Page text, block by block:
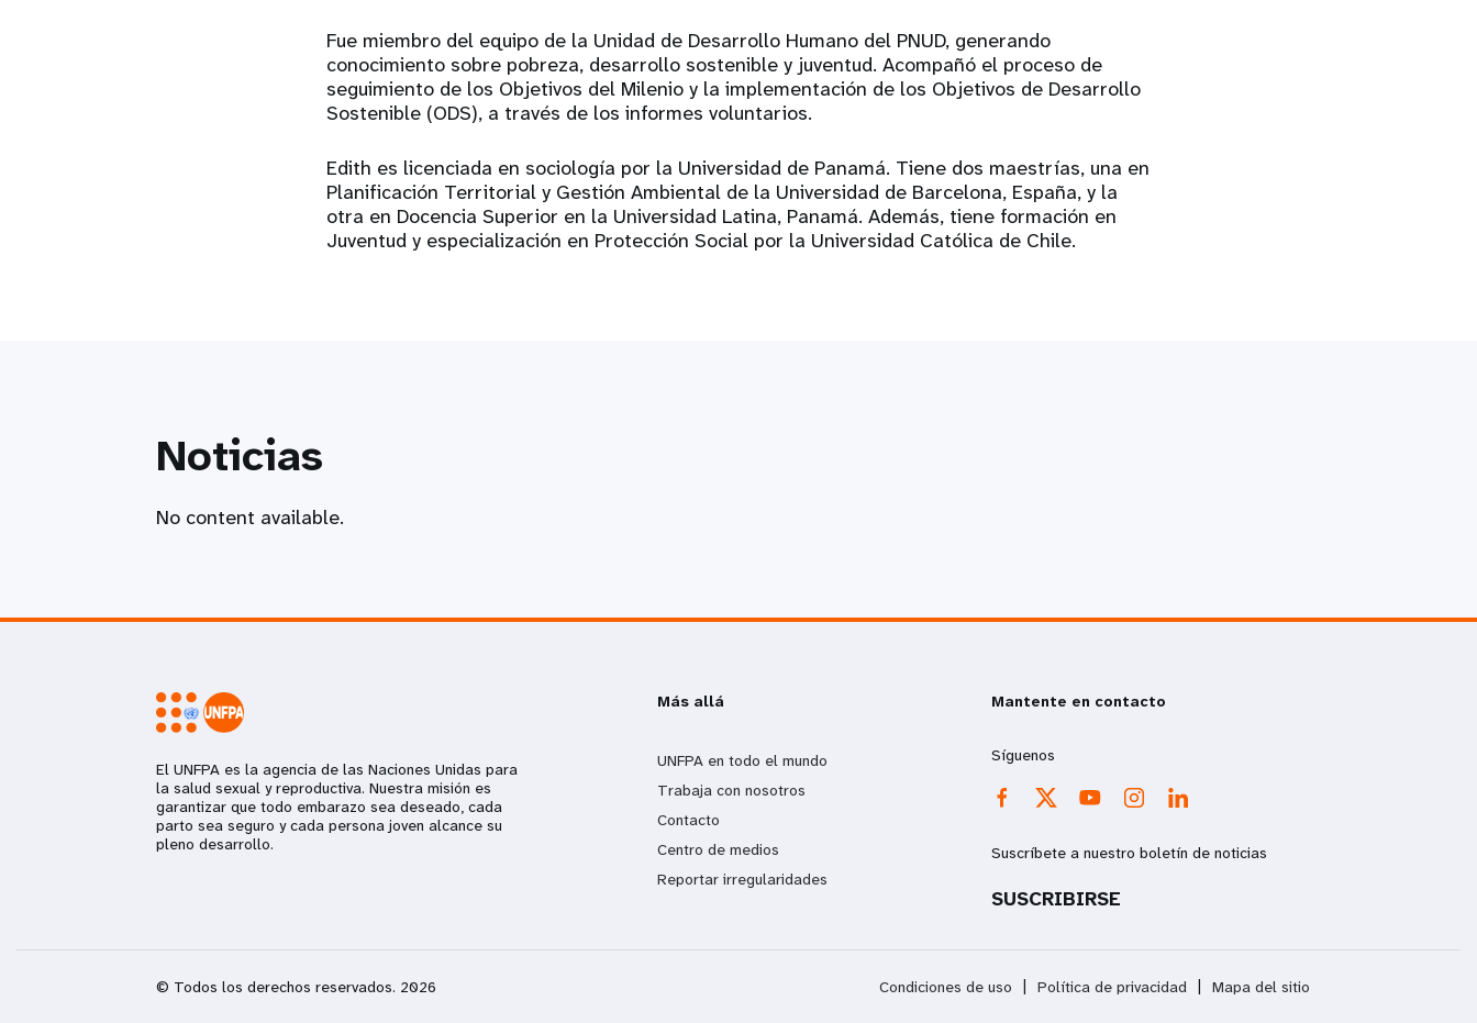
Fue miembro del equipo de la Unidad de Desarrollo Humano del PNUD, generando
conocimiento sobre pobreza, desarrollo sostenible y juventud. Acompañó el proceso de
seguimiento de los Objetivos del Milenio y la implementación de los Objetivos de Desarrollo
Sostenible (ODS), a través de los informes voluntarios.
Edith es licenciada en sociología por la Universidad de Panamá. Tiene dos maestrías, una en
Planificación Territorial y Gestión Ambiental de la Universidad de Barcelona, España, y la
otra en Docencia Superior en la Universidad Latina, Panamá. Además, tiene formación en
Juventud y especialización en Protección Social por la Universidad Católica de Chile.
Noticias
No content available.
El UNFPA es la agencia de las Naciones Unidas para
la salud sexual y reproductiva. Nuestra misión es
garantizar que todo embarazo sea deseado, cada
parto sea seguro y cada persona joven alcance su
pleno desarrollo.
Más allá
UNFPA en todo el mundo
Trabaja con nosotros
Contacto
Centro de medios
Reportar irregularidades
Mantente en contacto
Síguenos
Suscríbete a nuestro boletín de noticias
SUSCRIBIRSE
© Todos los derechos reservados. 2026 Condiciones de uso Política de privacidad Mapa del sitio